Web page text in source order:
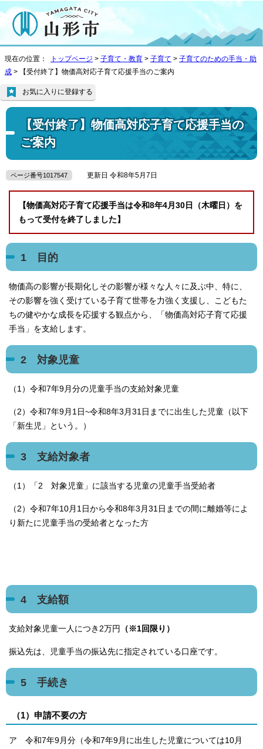
現在の位置： トップページ > 子育て・教育 > 子育て > 子育てのための手当・助
成 > 【受付終了】物価高対応子育て応援手当のご案内
【受付終了】物価高対応子育て応援手当の
ご案内
お気に入りに登録する
ページ番号1017547 更新日 令和8年5月7日
【物価高対応子育て応援手当は令和8年4月30日（木曜日）を
もって受付を終了しました】
1 目的
物価高の影響が長期化しその影響が様々な人々に及ぶ中、特に、
その影響を強く受けている子育て世帯を力強く支援し、こどもた
ちの健やかな成長を応援する観点から、「物価高対応子育て応援
手当」を支給します。
2 対象児童
（1）令和7年9月分の児童手当の支給対象児童
（2）令和7年9月1日~令和8年3月31日までに出生した児童（以下
「新生児」という。）
3 支給対象者
（1）「2 対象児童」に該当する児童の児童手当受給者
（2）令和7年10月1日から令和8年3月31日までの間に離婚等によ
り新たに児童手当の受給者となった方
4 支給額
支給対象児童一人につき2万円 （※1回限り）
振込先は、児童手当の振込先に指定されている口座です。
5 手続き
（1）申請不要の方
ア 令和7年9月分（令和7年9月に出生した児童については10月